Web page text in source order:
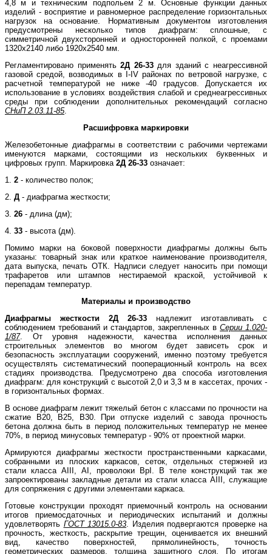
4,8 м и техническим подпольем 2 м. Основные функции данных
изделий - восприятие и равномерное распределение горизонтальных
нагрузок на основание. Нормативным документом изготовления
предусмотрены несколько типов диафрагм: сплошные, с
симметричной двухсторонней и односторонней полкой, с проемами
1320х2140 либо 1920х2540 мм.
Регламентировано применять2Д 26-33 для зданий с неагрессивной
газовой средой, возводимых в I-IV районах по ветровой нагрузке, с
расчетной температурой не ниже -40 градусов. Допускается их
использование в условиях воздействия слабой и среднеагрессивных
среды при соблюдении дополнительных рекомендаций согласно
СНиП 2.03.11-85.
Расшифровка маркировки
Железобетонные диафрагмы в соответствии с рабочими чертежами
именуются марками, состоящими из нескольких буквенных и
цифровых групп. Маркировка 2Д 26-33 означает:
1. 2 - количество полок;
2. Д - диафрагма жесткости;
3. 26 - длина (дм);
4. 33 - высота (дм).
Помимо марки на боковой поверхности диафрагмы должны быть
указаны: товарный знак или краткое наименование производителя,
дата выпуска, печать ОТК. Надписи следует наносить при помощи
трафаретов или штампов нестираемой краской, устойчивой к
перепадам температур.
Материалы и производство
Диафрагмы жесткости 2Д 26-33 надлежит изготавливать с
соблюдением требований и стандартов, закрепленных в Серии 1.020-
1/87. От уровня надежности, качества исполнения данных
строительных элементов во многом будет зависеть срок и
безопасность эксплуатации сооружений, именно поэтому требуется
осуществлять систематический пооперационный контроль на всех
стадиях производства. Предусмотрено два способа изготовления
диафрагм: для конструкций с высотой 2,0 и 3,3 м в кассетах, прочих -
в горизонтальных формах.
В основе диафрагм лежит тяжелый бетон с классами по прочности на
сжатие В20, В25, В30. При отпуске изделий с завода прочность
бетона должна быть в период положительных температур не менее
70%, в период минусовых температур - 90% от проектной марки.
Армируются диафрагмы жесткости пространственными каркасами,
собранными из плоских каркасов, сеток, отдельных стержней из
стали класса АIII, АI, проволоки ВрI. В теле конструкций так же
запроектированы закладные детали из стали класса АIII, служащие
для сопряжения с другими элементами каркаса.
Готовые конструкции проходят приемочный контроль на основании
итогов приемосдаточных и периодических испытаний и должны
удовлетворять ГОСТ 13015.0-83 . Изделия подвергаются проверке на
прочность, жесткость, раскрытие трещин, оценивается их внешний
вид, качество поверхностей, прямолинейность, точность
геометрических размеров, толщина защитного слоя. По итогам